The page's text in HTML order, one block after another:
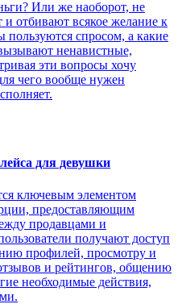
Или же наоборот, не
отбивают всякое желание к
пользуются спросом, а какие
ненавистные,
эти вопросы хочу
чего вообще нужен
для девушки
ключевым элементом
предоставляющим
продавцами и
получают доступ
профилей, просмотру и
и рейтингов, общению
необходимые действия,